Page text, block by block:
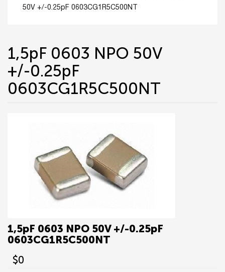
50V +/-0.25pF 0603CG1R5C500NT
1,5pF 0603 NPO 50V
+/-0.25pF
0603CG1R5C500NT
1,5pF 0603 NPO 50V +/-0.25pF
0603CG1R5C500NT
$0